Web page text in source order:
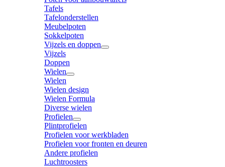
Tafels
Tafelonderstellen
Meubelpoten
Sokkelpoten
Vijzels en doppen
Vijzels
Doppen
Wielen
Wielen
Wielen design
Wielen Formula
Diverse wielen
Profielen
Plintprofielen
Profielen voor werkbladen
Profielen voor fronten en deuren
Andere profielen
Luchtroosters